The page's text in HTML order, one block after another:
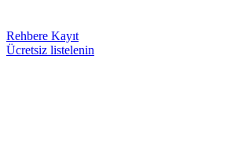
Rehbere Kayıt
Ücretsiz listelenin